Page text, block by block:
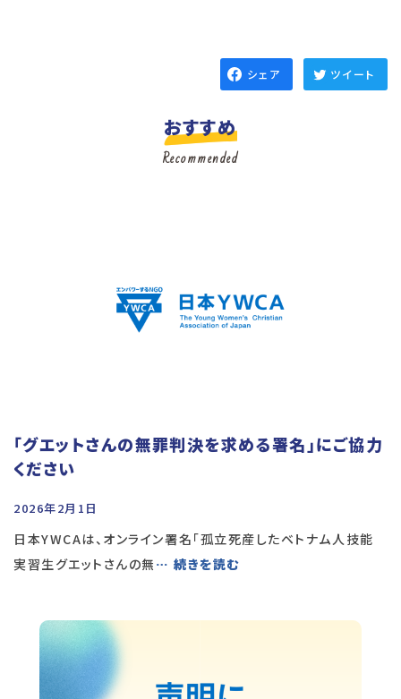
シェア ツイート
おすすめ
Recommended
「グエットさんの無罪判決を求める署名」にご協力
ください
2026年2月1日
日本YWCAは、オンライン署名「孤立死産したベトナム人技能
実習生グエットさんの無 … 続きを読む